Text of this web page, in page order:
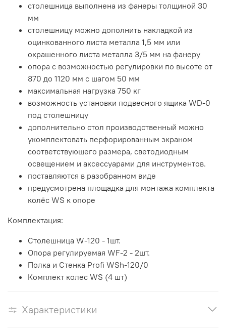
столешница выполнена из фанеры толщиной 30
мм
столешницу можно дополнить накладкой из
оцинкованного листа металла 1,5 мм или
окрашенного листа металла 3/5 мм на фанеру
опора с возможностью регулировки по высоте от
870 до 1120 мм с шагом 50 мм
максимальная нагрузка 750 кг
возможность установки подвесного ящика WD-0
под столешницу
дополнительно стол производственный можно
укомплектовать перфорированным экраном
соответствующего размера, светодиодным
освещением и аксессуарами для инструментов.
поставляются в разобранном виде
предусмотрена площадка для монтажа комплекта
колёс WS к опоре
Комплектация:
Столешница W-120 - 1шт.
Опора регулируемая WF-2 - 2шт.
Полка и Стенка Profi WSh-120/0
Комплект колес WS (4 шт)
Характеристики